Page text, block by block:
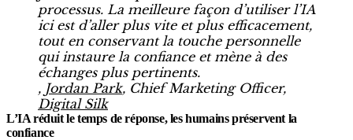
processus. La meilleure façon d’utiliser l’IA
ici est d’aller plus vite et plus efficacement,
tout en conservant la touche personnelle
qui instaure la confiance et mène à des
échanges plus pertinents.
, Jordan Park, Chief Marketing Officer,
Digital Silk
L’IA réduit le temps de réponse, les humains préservent la
confiance